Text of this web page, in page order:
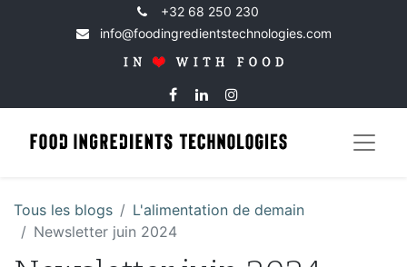
+32 68 250 230
info@foodingredientstechnologies.com
Tous les blogs
​L'alimentation de demain
Newsletter juin 2024